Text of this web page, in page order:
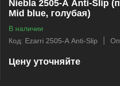
Niebla 2505-А Anti-Slip
Mid blue, голубая)
В наличии
Код: Ezarri 2505-А Anti-Slip
Цену уточняйте